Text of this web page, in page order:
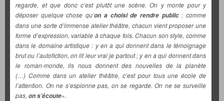
regarde, et que donc c’est plutôt une scène. On y monte pour y
déposer quelque chose qu’on a choisi de rendre public: comme
dans une sorte d’immense atelier théâtre, chacun vient proposer une
forme d’expression, variable à chaque fois. Chacun son style, comme
dans le domaine artistique : y en a qui donnent dans le témoignage
brut ou l’autofiction, on lit leur vrai je partout ; y en a qui donnent dans
le roman-monde, ils nous donnent des nouvelles de la planète
(…) Comme dans un atelier théâtre, c’est pour tous une école de
l’attention. On ne s’espionne pas, on se regarde. On ne se surveille
pas, on s’écoute».